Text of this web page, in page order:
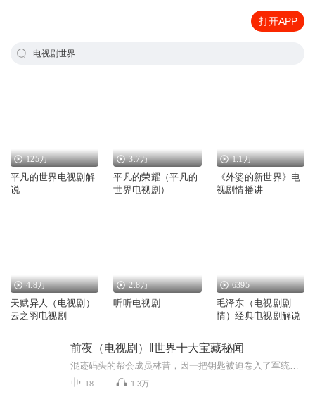
打开APP
电视剧世界
125万
平凡的世界电视剧解
说
3.7万
平凡的荣耀（平凡的
世界电视剧）
1.1万
《外婆的新世界》电
视剧情播讲
4.8万
天赋异人（电视剧）
云之羽电视剧
2.8万
听听电视剧
6395
毛泽东（电视剧剧
情）经典电视剧解说
前夜（电视剧）‖世界十大宝藏秘闻
18 1.3万